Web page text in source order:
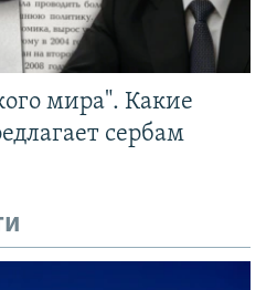
мира". Какие
сербам